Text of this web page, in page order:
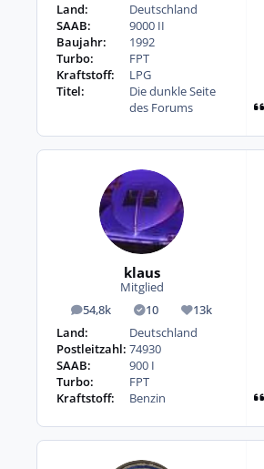
Land:
Deutschland
SAAB:
9000 II
Baujahr:
1992
Turbo:
FPT
Kraftstoff:
LPG
Titel:
Die dunkle Seite
des Forums
klaus
Mitglied
54,8k
Beiträge 10
Lösungen13k
Reputation
Land:
Deutschland
Postleitzahl: 74930
SAAB:
900 I
Turbo:
FPT
Kraftstoff:
Benzin